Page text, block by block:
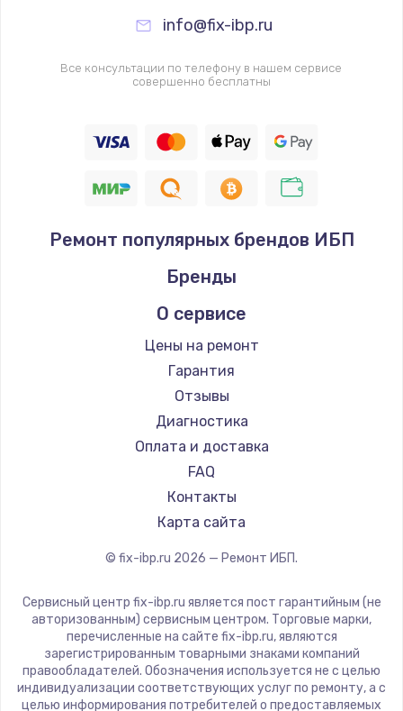
info@fix-ibp.ru
Все консультации по телефону в нашем сервисе
совершенно бесплатны
Ремонт популярных брендов ИБП
Бренды
О сервисе
Цены на ремонт
Гарантия
Отзывы
Диагностика
Оплата и доставка
FAQ
Контакты
Карта сайта
© fix-ibp.ru 2026 — Ремонт ИБП.
Сервисный центр fix-ibp.ru является пост гарантийным (не
авторизованным) сервисным центром. Торговые марки,
перечисленные на сайте fix-ibp.ru, являются
зарегистрированным товарными знаками компаний
правообладателей. Обозначения используется не с целью
индивидуализации соответствующих услуг по ремонту, а с
целью информирования потребителей о предоставляемых